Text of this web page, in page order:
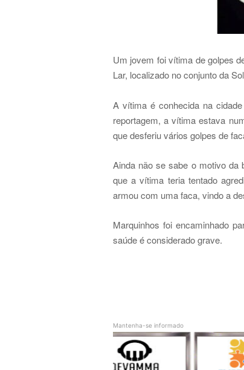
Um jovem foi vítima de golpes
Lar, localizado no conjunto da
A vítima é conhecida na
reportagem, a vítima estava
que desferiu vários golpes de
Ainda não se sabe o motivo da
que a vítima teria tentado
armou com uma faca, vindo a
Marquinhos foi encaminhado
saúde é considerado grave.
Mantenha-se informado